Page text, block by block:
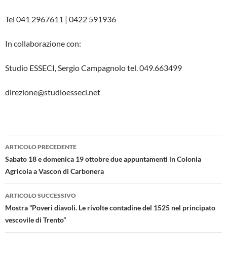
Tel 041 2967611 | 0422 591936
In collaborazione con:
Studio ESSECI, Sergio Campagnolo tel. 049.663499
direzione@studioesseci.net
Navigazione
articolo
ARTICOLO PRECEDENTE
Sabato 18 e domenica 19 ottobre due appuntamenti in Colonia
Agricola a Vascon di Carbonera
ARTICOLO SUCCESSIVO
Mostra “Poveri diavoli. Le rivolte contadine del 1525 nel principato
vescovile di Trento”